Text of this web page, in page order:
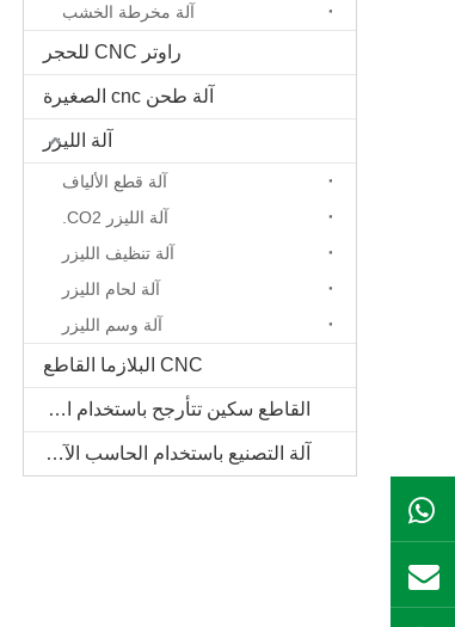
آلة مخرطة الخشب
راوتر CNC للحجر
آلة طحن cnc الصغيرة
آلة الليزر
آلة قطع الألياف
آلة الليزر CO2.
آلة تنظيف الليزر
آلة لحام الليزر
آلة وسم الليزر
CNC البلازما القاطع
القاطع سكين تتأرجح باستخدام الحاسب الآلي
آلة التصنيع باستخدام الحاسب الآلي الخشب الصلب